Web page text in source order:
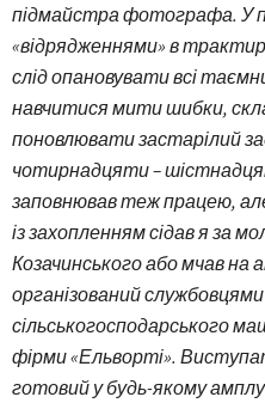
підмайстра фотографа. У
«відрядженнями» в
слід опановувати всі
навчитися мити шибки,
поновлювати застарілий
чотирнадцяти –
заповнював теж працею,
із захопленням сідав я за
Козачинського або мчав на
організований
сільськогосподарського
фірми «Ельворті».
готовий у будь-якому